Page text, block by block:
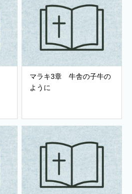
マラキ3章 牛舎の子牛の
ように